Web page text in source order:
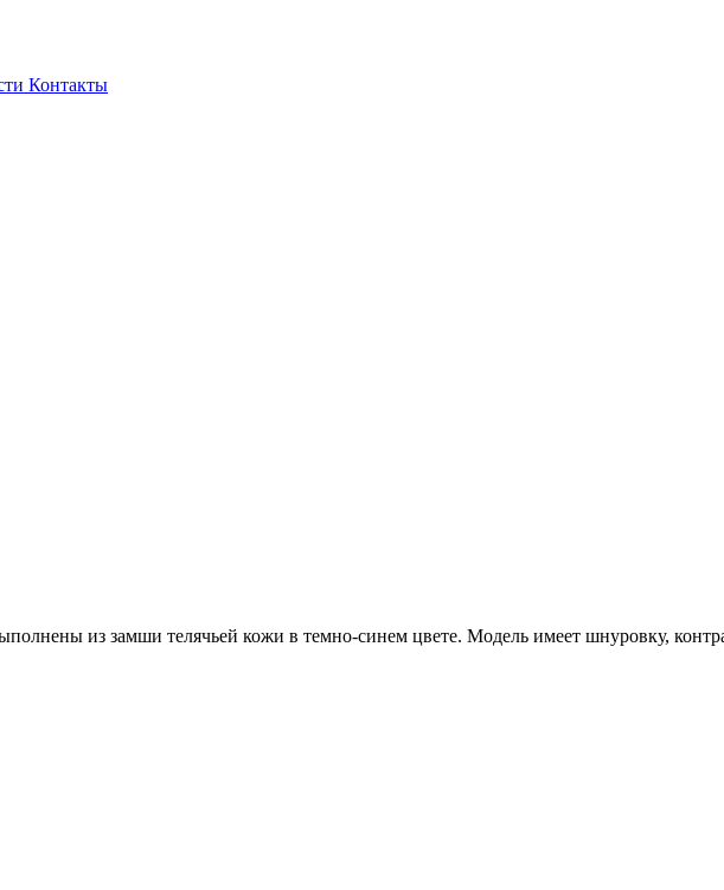
Контакты
из замши телячьей кожи в темно-синем цвете. Модель имеет шнуровку,